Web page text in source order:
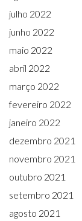
julho 2022
junho 2022
maio 2022
abril 2022
março 2022
fevereiro 2022
janeiro 2022
dezembro 2021
novembro 2021
outubro 2021
setembro 2021
agosto 2021